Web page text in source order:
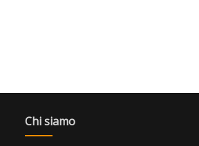
Chi siamo